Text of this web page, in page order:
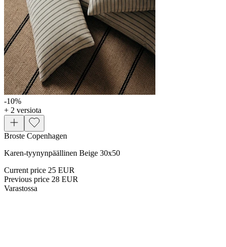
-10%
+ 2 versiota
Broste Copenhagen
Karen-tyynynpäällinen Beige 30x50
Current price 25 EUR
Previous price 28 EUR
Varastossa